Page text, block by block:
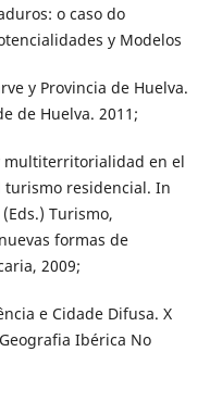
o caso do
y Modelos
y Provincia de Huelva.
de Huelva. 2011;
multiterritorialidad en el
residencial. In
Turismo,
formas de
2009;
e Cidade Difusa. X
Ibérica No